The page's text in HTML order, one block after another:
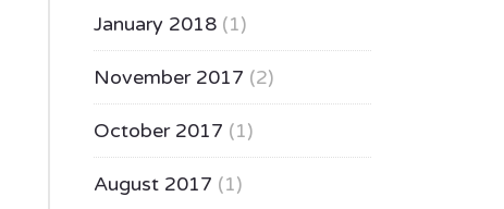
January 2018 (1)
November 2017 (2)
October 2017 (1)
August 2017 (1)